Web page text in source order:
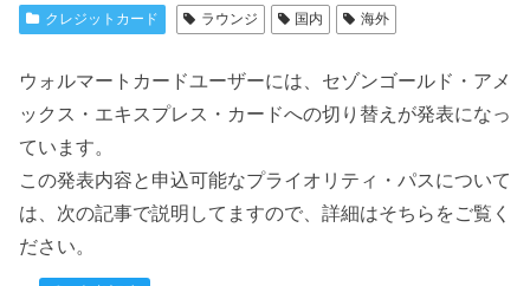
クレジットカード ラウンジ 国内 海外
ウォルマートカードユーザーには、セゾンゴールド・アメ
ックス・エキスプレス・カードへの切り替えが発表になっ
ています。
この発表内容と申込可能なプライオリティ・パスについて
は、次の記事で説明してますので、詳細はそちらをご覧く
ださい。